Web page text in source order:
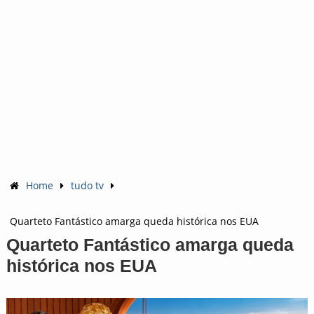
Home tudo tv
Quarteto Fantástico amarga queda histórica nos EUA
Quarteto Fantástico amarga queda
histórica nos EUA